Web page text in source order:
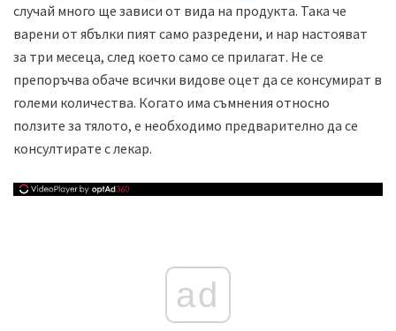
случай много ще зависи от вида на продукта. Така че
варени от ябълки пият само разредени, и нар настояват
за три месеца, след което само се прилагат. Не се
препоръчва обаче всички видове оцет да се консумират в
големи количества. Когато има съмнения относно
ползите за тялото, е необходимо предварително да се
консултирате с лекар.
ad